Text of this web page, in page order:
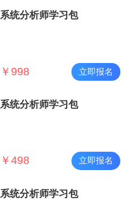
系统分析师学习包
￥ 998 立即报名
系统分析师学习包
￥ 498 立即报名
系统分析师学习包